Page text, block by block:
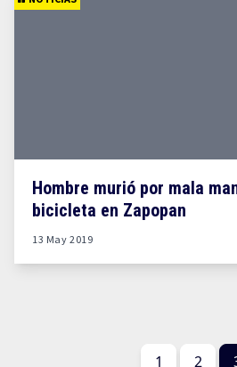
Hombre murió por mala
bicicleta en Zapopan
13 May 2019
1 2